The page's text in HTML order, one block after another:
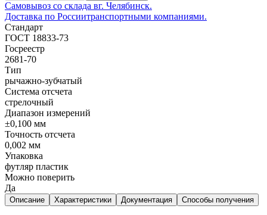
Самовывоз со склада вг. Челябинск.
Доставка по Россиитранспортными компаниями.
Стандарт
ГОСТ 18833-73
Госреестр
2681-70
Тип
рычажно-зубчатый
Система отсчета
стрелочный
Диапазон измерений
±0,100 мм
Точность отсчета
0,002 мм
Упаковка
футляр пластик
Можно поверить
Да
Описание Характеристики Документация Способы получения